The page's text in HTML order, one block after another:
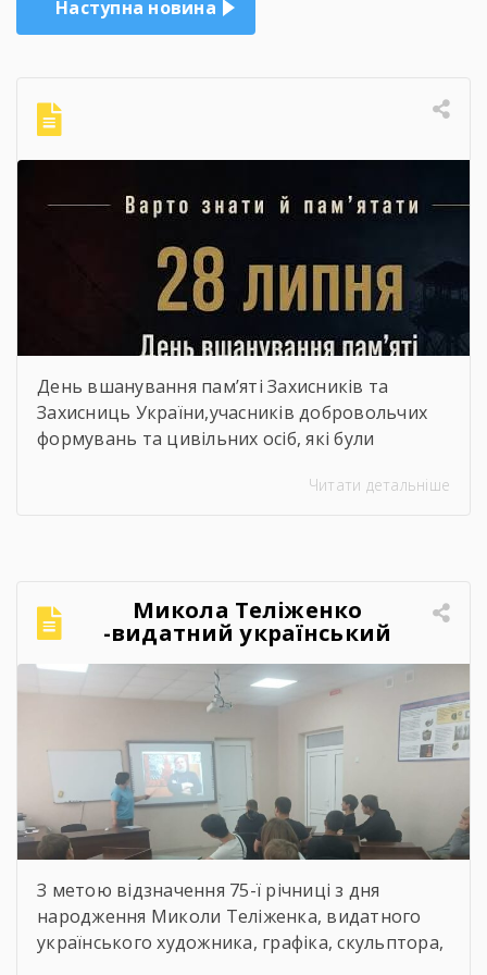
Наступна новина
День вшанування пам’яті Захисників та
Захисниць України,учасників добровольчих
формувань та цивільних осіб, які були
Читати детальніше
Микола Теліженко
-видатний український
художник, графік,
скульптор, майстер
декоративно-ужиткового
мистецтва
З метою відзначення 75-ї річниці з дня
народження Миколи Теліженка, видатного
українського художника, графіка, скульптора,